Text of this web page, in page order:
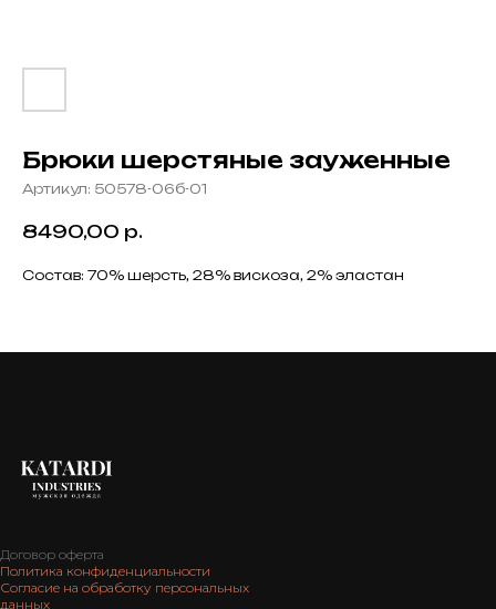
Брюки шерстяные зауженные
Артикул: 50578-06б-01
8490,00 р.
Состав: 70% шерсть, 28% вискоза, 2% эластан
Договор оферта
Политика конфиденциальности
Согласие на обработку персональных
данных